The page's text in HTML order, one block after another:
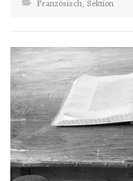
Französisch, Sektion